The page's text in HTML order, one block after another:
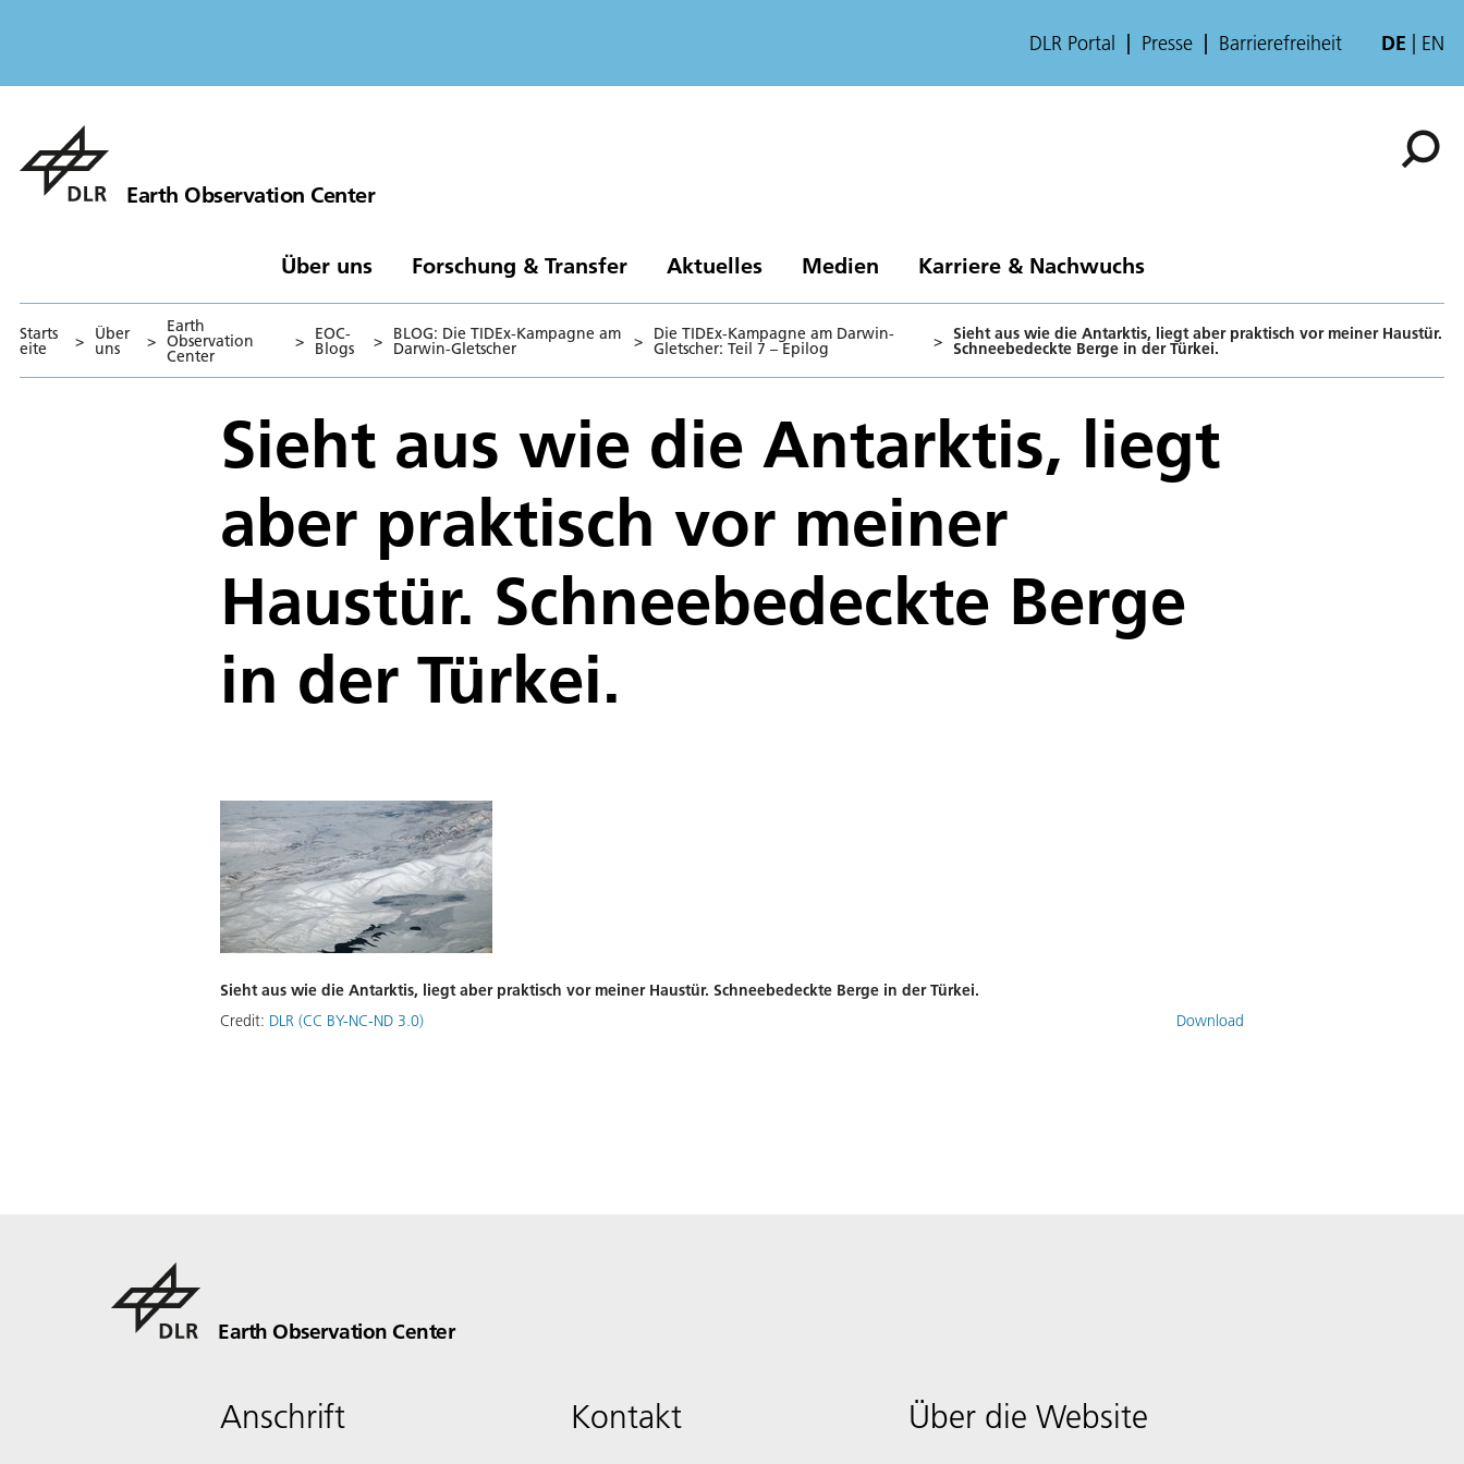
DLR Portal Presse Barrierefreiheit DE EN
Earth Observation Center
Über uns Forschung & Transfer Aktuelles Medien Karriere & Nachwuchs
Starts
eite > Über
uns >
Earth
Observation
Center
> EOC-
Blogs > BLOG: Die TIDEx-Kampagne am
Darwin-Gletscher > Die TIDEx-Kampagne am Darwin-
Gletscher: Teil 7 – Epilog > Sieht aus wie die Antarktis, liegt aber praktisch vor meiner Haustür.
Schneebedeckte Berge in der Türkei.
Sieht aus wie die Antarktis, liegt
aber praktisch vor meiner
Haustür. Schneebedeckte Berge
in der Türkei.
Sieht aus wie die Antarktis, liegt aber praktisch vor meiner Haustür. Schneebedeckte Berge in der Türkei.
Credit: DLR (CC BY-NC-ND 3.0) Download
Earth Observation Center
Anschrift Kontakt Über die Website